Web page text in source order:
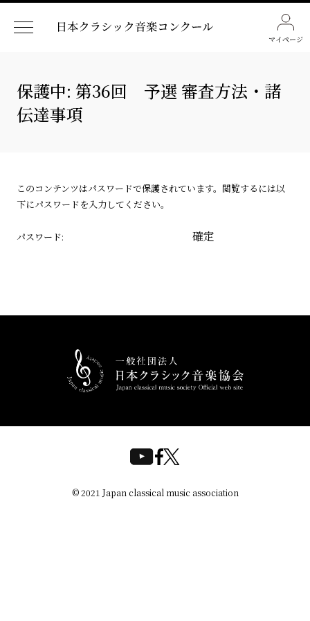
マイページ
保護中: 第36回 予選 審査方法・諸
伝達事項
このコンテンツはパスワードで保護されています。閲覧するには以
下にパスワードを入力してください。
パスワード:
© 2021 Japan classical music association